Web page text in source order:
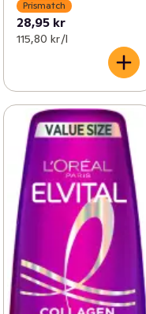
Prismatch
28,95 kr
115,80 kr /l